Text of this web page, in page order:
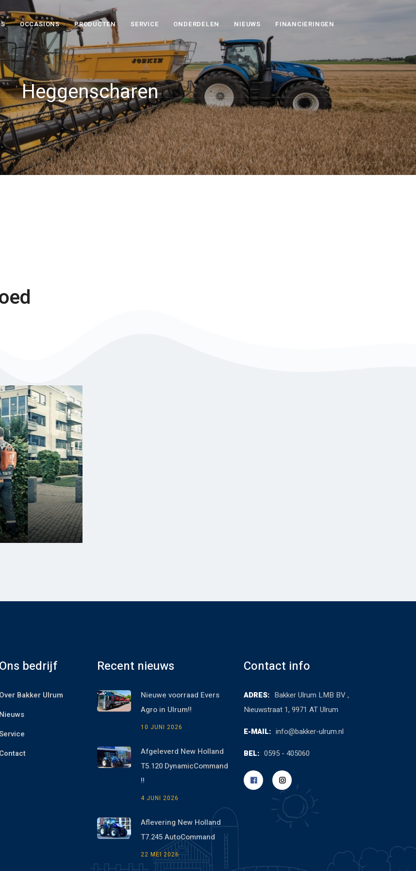
OCCASIONS PRODUCTEN SERVICE ONDERDELEN NIEUWS FINANCIERINGEN
Heggenscharen
Ons bedrijf
Over Bakker Ulrum
Nieuws
Contact
Recent nieuws
Nieuwe voorraad Evers
Agro in Ulrum!!
10 JUNI 2026
Afgeleverd New Holland
T5.120 DynamicCommand
!!
4 JUNI 2026
Aflevering New Holland
T7.245 AutoCommand
22 MEI 2026
Contact info
ADRES: Bakker Ulrum LMB BV ,
Nieuwstraat 1, 9971 AT Ulrum
E-MAIL: info@bakker-ulrum.nl
BEL: 0595 - 405060